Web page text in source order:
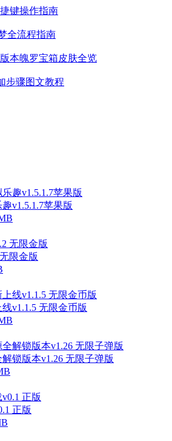
键操作指南
全流程指南
本魄罗宝箱皮肤全览
步骤图文教程
v1.5.1.7苹果版
限金版
v1.1.5 无限金币版
锁版本v1.26 无限子弹版
正版